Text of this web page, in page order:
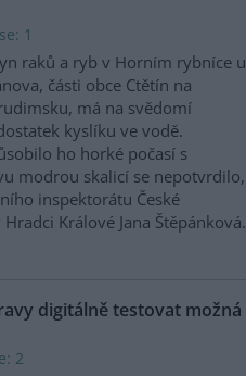
1
raků a ryb v Horním rybníce u
části obce Ctětín na
má na svědomí
kyslíku ve vodě.
ho horké počasí s
modrou skalicí se nepotvrdilo,
inspektorátu České
Králové Jana Štěpánková.
digitálně testovat možná
2